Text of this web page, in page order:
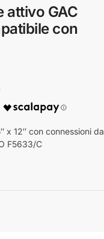
attivo GAC
con
x 12″ con connessioni da
F5633/C